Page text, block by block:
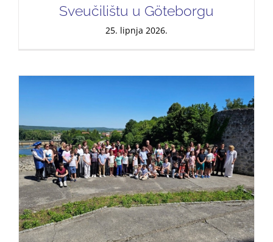
Sveučilištu u Göteborgu
25. lipnja 2026.